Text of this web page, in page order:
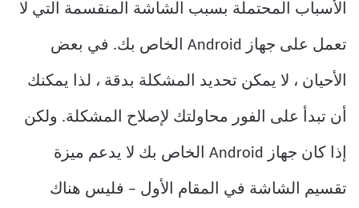
الأسباب المحتملة بسبب الشاشة المنقسمة التي لا
تعمل على جهاز Android الخاص بك. في بعض
الأحيان ، لا يمكن تحديد المشكلة بدقة ، لذا يمكنك
أن تبدأ على الفور محاولتك لإصلاح المشكلة. ولكن
إذا كان جهاز Android الخاص بك لا يدعم ميزة
تقسيم الشاشة في المقام الأول – فليس هناك